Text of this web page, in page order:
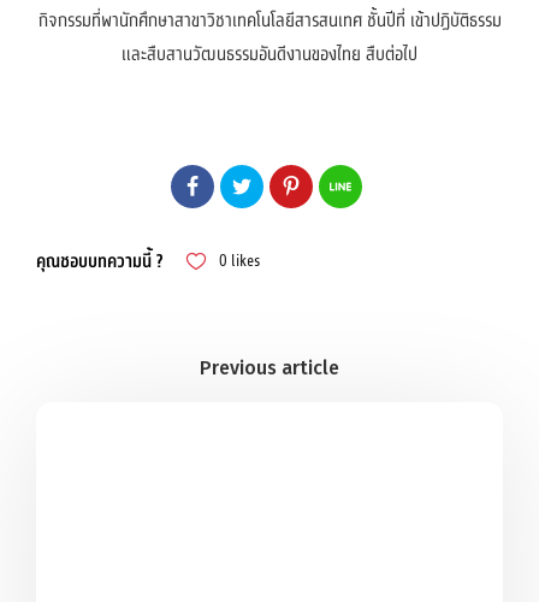
กิจกรรมที่พานักศึกษาสาขาวิชาเทคโนโลยีสารสนเทศ ชั้นปีที่ เข้าปฏิบัติธรรม
และสืบสานวัฒนธรรมอันดีงานของไทย สืบต่อไป
คุณชอบบทความนี้ ? 0 likes